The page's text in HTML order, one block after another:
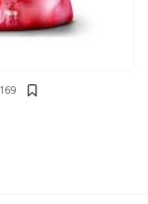
169